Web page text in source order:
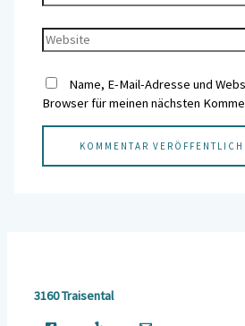
Name, E-Mail-Adresse und
Browser für meinen nächsten
3160 Traisental